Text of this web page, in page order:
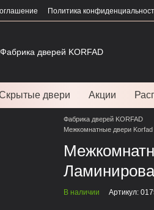
Политика
двери Акции
Фабрика дверей KORFAD
Межкомнатные двери Korfad
В наличии Артикул: